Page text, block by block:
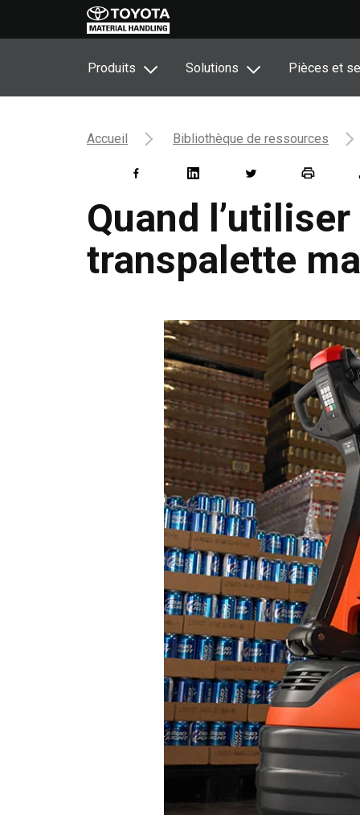
Produits Solutions Pièces et
Accueil Bibliothèque de ressources
Quand
transpalette